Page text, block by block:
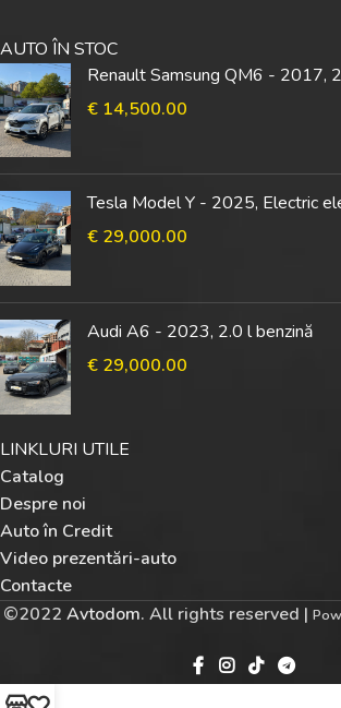
AUTO ÎN STOC
Renault Samsung QM6 - 2017,
€ 14,500.00
Tesla Model Y - 2025, Electric
€ 29,000.00
Audi A6 - 2023, 2.0 l benzină
€ 29,000.00
LINKLURI UTILE
Catalog
Despre noi
Auto în Credit
Video prezentări-auto
Contacte
©2022 Avtodom. All rights reserved |